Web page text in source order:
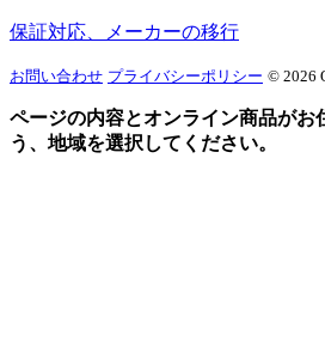
保証対応、メーカーの移行
お問い合わせ プライバシーポリシー © 2026
ページの内容とオンライン商品がお
う、地域を選択してください。